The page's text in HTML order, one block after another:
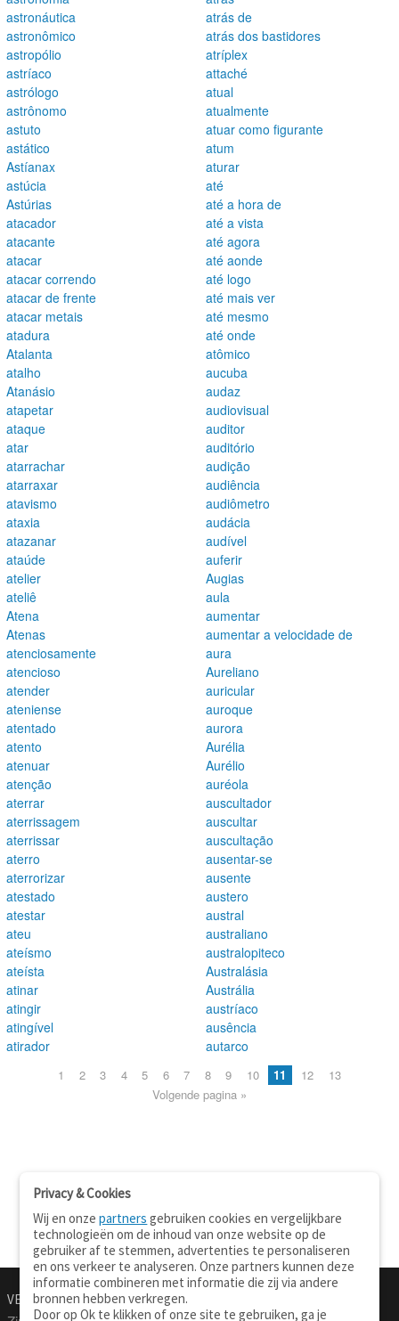
astronáutica
astronômico
astropólio
astríaco
astrólogo
astrônomo
astuto
astático
Astíanax
astúcia
Astúrias
atacador
atacante
atacar
atacar correndo
atacar de frente
atacar metais
atadura
Atalanta
atalho
Atanásio
atapetar
ataque
atar
atarrachar
atarraxar
atavismo
ataxia
atazanar
ataúde
atelier
ateliê
Atena
Atenas
atenciosamente
atencioso
atender
ateniense
atentado
atento
atenuar
atenção
aterrar
aterrissagem
aterrissar
aterro
aterrorizar
atestado
atestar
ateu
ateísmo
ateísta
atinar
atingir
atingível
atirador
atrás de
atrás dos bastidores
atríplex
attaché
atual
atualmente
atuar como figurante
atum
aturar
até
até a hora de
até a vista
até agora
até aonde
até logo
até mais ver
até mesmo
até onde
atômico
aucuba
audaz
audiovisual
auditor
auditório
audição
audiência
audiômetro
audácia
audível
auferir
Augias
aula
aumentar
aumentar a velocidade de
aura
Aureliano
auricular
auroque
aurora
Aurélia
Aurélio
auréola
auscultador
auscultar
auscultação
ausentar-se
ausente
austero
austral
australiano
australopiteco
Australásia
Austrália
austríaco
ausência
autarco
1 2 3 4 5 6 7 8 9 10 11 12
13
Volgende pagina »
VERTALEN.NU
Privacy & Cookies
Wij en onzepartners gebruiken cookies en vergelijkbare
technologieën om de inhoud van onze website op de
gebruiker af te stemmen, advertenties te personaliseren
en ons verkeer te analyseren. Onze partners kunnen deze
informatie combineren met informatie die zij via andere
bronnen hebben verkregen.
Door op Ok te klikken of onze site te gebruiken, ga je